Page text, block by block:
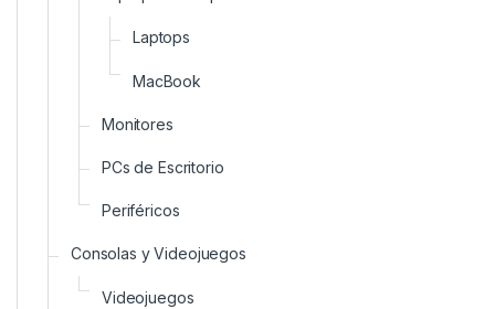
Laptops
MacBook
Monitores
PCs de Escritorio
Periféricos
Consolas y Videojuegos
Videojuegos